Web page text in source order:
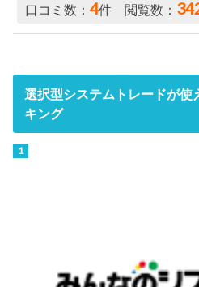
口コミ数：4件 閲覧数：
選択型システムトレードが使
キング